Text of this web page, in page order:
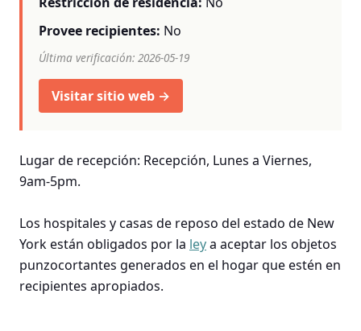
Provee recipientes: No
Última verificación: 2026-05-19
Visitar sitio web →
Lugar de recepción: Recepción, Lunes a Viernes,
9am-5pm.
Los hospitales y casas de reposo del estado de New
York están obligados por la leya aceptar los objetos
punzocortantes generados en el hogar que estén en
recipientes apropiados.